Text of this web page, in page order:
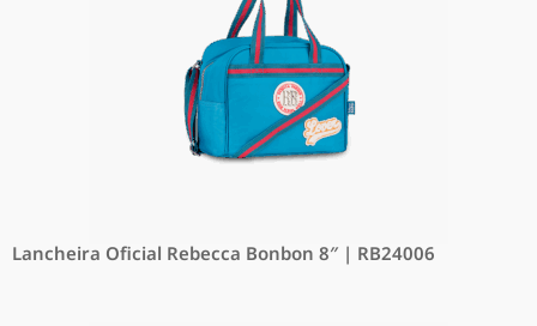
Lancheira Oficial Rebecca Bonbon 8″ | RB24006